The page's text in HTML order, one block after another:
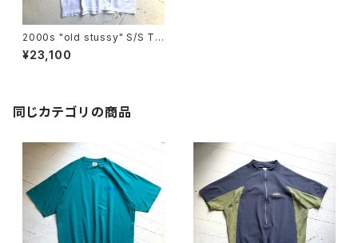
2000s "old stussy" S/S T-
shirt
¥23,100
同じカテゴリの商品